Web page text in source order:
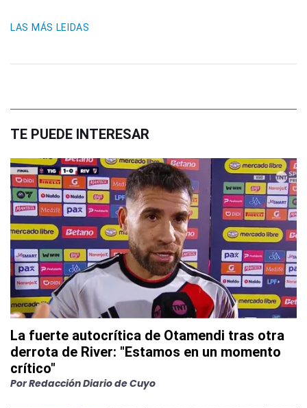
LAS MÁS LEIDAS
TE PUEDE INTERESAR
La fuerte autocrítica de Otamendi tras otra
derrota de River: "Estamos en un momento
crítico"
PorRedacción Diario de Cuyo